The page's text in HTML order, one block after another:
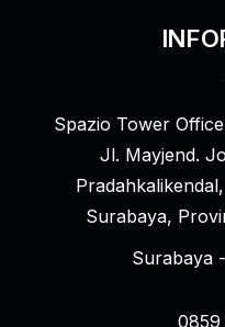
Spazio Tower
Jl. Mayjend.
Surabaya,
Surabaya
0859